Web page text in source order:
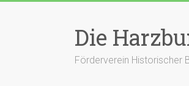
Die
Förderverein Historischer